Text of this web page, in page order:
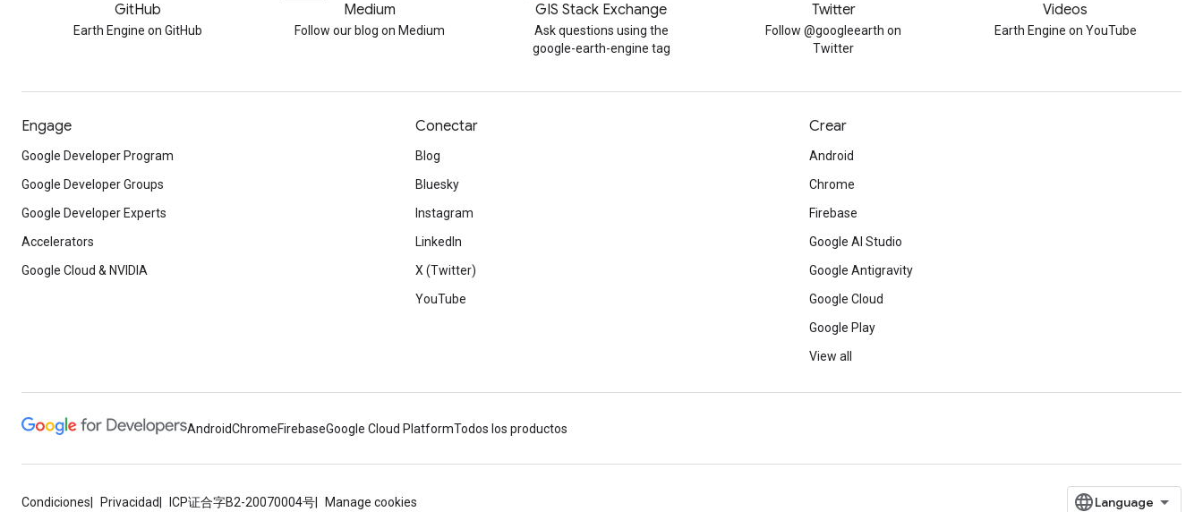
GitHub
Earth Engine on GitHub
Medium
Follow our blog on Medium
GIS Stack Exchange
Ask questions using the
google-earth-engine tag
Twitter
Follow @googleearth on
Twitter
Videos
Earth Engine on YouTube
Engage
Google Developer Program
Google Developer Groups
Google Developer Experts
Accelerators
Google Cloud & NVIDIA
Conectar
Blog
Bluesky
Instagram
LinkedIn
X (Twitter)
YouTube
Crear
Android
Chrome
Firebase
Google AI Studio
Google Antigravity
Google Cloud
Google Play
View all
AndroidChromeFirebaseGoogle Cloud PlatformTodos los productos
Condiciones Privacidad ICP证合字B2-20070004号 Manage cookies